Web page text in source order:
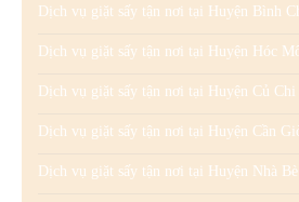
Dịch vụ giặt sấy tận nơi tại Huyện Bình
Dịch vụ giặt sấy tận nơi tại Huyện Hóc
Dịch vụ giặt sấy tận nơi tại Huyện Củ
Dịch vụ giặt sấy tận nơi tại Huyện Cần
Dịch vụ giặt sấy tận nơi tại Huyện Nhà